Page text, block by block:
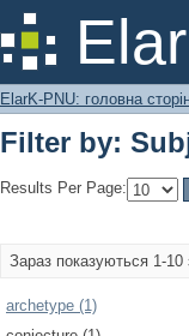
Filter by:
ElarK-PNU: головна
Filter by:
Results Per Page:
Зараз показуються 1-10
archetype (1)